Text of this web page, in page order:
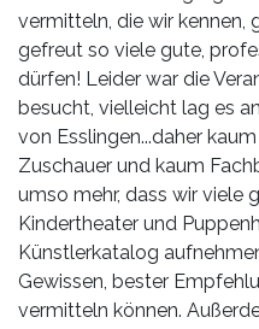
vermitteln, die wir kennen,
gefreut so viele gute,
dürfen! Leider war die
besucht, vielleicht lag es
von Esslingen...daher
Zuschauer und kaum
umso mehr, dass wir viele
Kindertheater und
Künstlerkatalog
Gewissen, bester
vermitteln können.